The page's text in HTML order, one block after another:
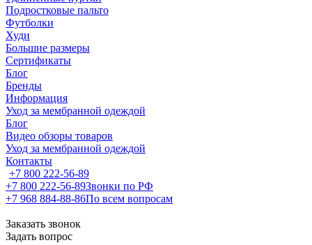
Подростковые пальто
Футболки
Худи
Большие размеры
Сертификаты
Блог
Бренды
Информация
Уход за мембранной одеждой
Блог
Видео обзоры товаров
Уход за мембранной одеждой
Контакты
+7 800 222-56-89
+7 800 222-56-89Звонки по РФ
+7 968 884-88-86По всем вопросам
Заказать звонок
Задать вопрос